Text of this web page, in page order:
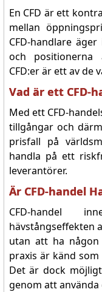
En CFD är ett
mellan
CFD-handlare
och positionerna
CFD:er är ett av de
Vad är ett CFD-
Med ett CFD-
tillgångar och
prisfall på
handla på ett
leverantörer.
Är CFD-handel
CFD-handel
hävstångseffekten
utan att ha
praxis är känd
Det är dock
genom att